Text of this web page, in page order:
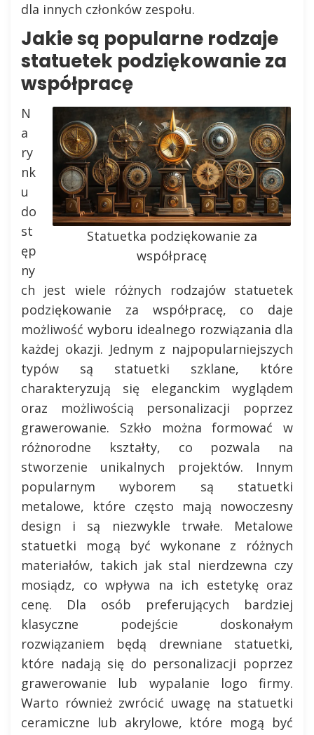
dla innych członków zespołu.
Jakie są popularne rodzaje
statuetek podziękowanie za
współpracę
Statuetka podziękowanie za
współpracę
N
a
ry
nk
u
do
st
ęp
ny
ch jest wiele różnych rodzajów statuetek
podziękowanie za współpracę, co daje
możliwość wyboru idealnego rozwiązania dla
każdej okazji. Jednym z najpopularniejszych
typów są statuetki szklane, które
charakteryzują się eleganckim wyglądem
oraz możliwością personalizacji poprzez
grawerowanie. Szkło można formować w
różnorodne kształty, co pozwala na
stworzenie unikalnych projektów. Innym
popularnym wyborem są statuetki
metalowe, które często mają nowoczesny
design i są niezwykle trwałe. Metalowe
statuetki mogą być wykonane z różnych
materiałów, takich jak stal nierdzewna czy
mosiądz, co wpływa na ich estetykę oraz
cenę. Dla osób preferujących bardziej
klasyczne podejście doskonałym
rozwiązaniem będą drewniane statuetki,
które nadają się do personalizacji poprzez
grawerowanie lub wypalanie logo firmy.
Warto również zwrócić uwagę na statuetki
ceramiczne lub akrylowe, które mogą być